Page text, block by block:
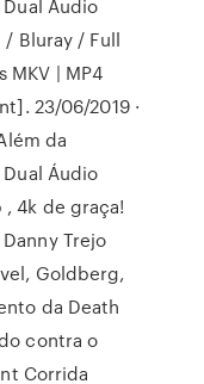
Áudio
/ Bluray / Full
MKV | MP4
23/06/2019 ·
da
Áudio
4k de graça!
Trejo
Goldberg,
da Death
contra o
Corrida